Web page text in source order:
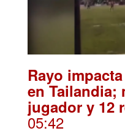
Rayo
en Tailandia;
jugador y 12
05:42